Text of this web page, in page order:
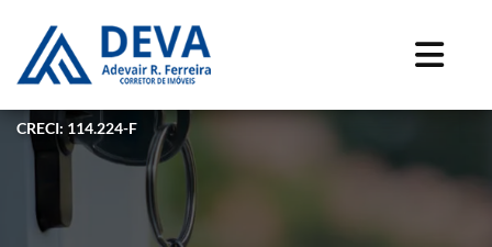
CRECI: 114.224-F